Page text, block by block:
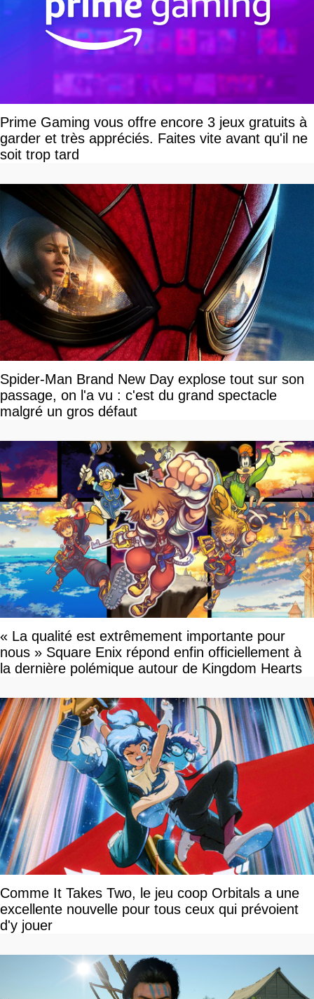
Prime Gaming vous offre encore 3 jeux gratuits à
garder et très appréciés. Faites vite avant qu'il ne
soit trop tard
Spider-Man Brand New Day explose tout sur son
passage, on l'a vu : c'est du grand spectacle
malgré un gros défaut
« La qualité est extrêmement importante pour
nous » Square Enix répond enfin officiellement à
la dernière polémique autour de Kingdom Hearts
Comme It Takes Two, le jeu coop Orbitals a une
excellente nouvelle pour tous ceux qui prévoient
d'y jouer